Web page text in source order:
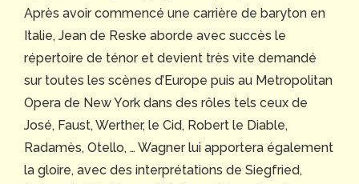
Après avoir commencé une carrière de baryton en
Italie, Jean de Reske aborde avec succès le
répertoire de ténor et devient très vite demandé
sur toutes les scènes d’Europe puis au Metropolitan
Opera de New York dans des rôles tels ceux de
José, Faust, Werther, le Cid, Robert le Diable,
Radamès, Otello, … Wagner lui apportera également
la gloire, avec des interprétations de Siegfried,